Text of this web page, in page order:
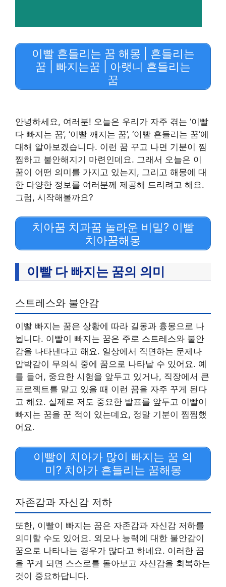
이빨 흔들리는 꿈 해몽 | 흔들리는
꿈 | 빠지는꿈 | 아랫니 흔들리는
꿈
안녕하세요, 여러분! 오늘은 우리가 자주 겪는 ‘이빨
다 빠지는 꿈’, ‘이빨 깨지는 꿈’, ‘이빨 흔들리는 꿈’에
대해 알아보겠습니다. 이런 꿈 꾸고 나면 기분이 찜
찜하고 불안해지기 마련인데요. 그래서 오늘은 이
꿈이 어떤 의미를 가지고 있는지, 그리고 해몽에 대
한 다양한 정보를 여러분께 제공해 드리려고 해요.
그럼, 시작해볼까요?
치아꿈 치과꿈 놀라운 비밀? 이빨
치아꿈해몽
이빨 다 빠지는 꿈의 의미
스트레스와 불안감
이빨 빠지는 꿈은 상황에 따라 길몽과 흉몽으로 나
뉩니다. 이빨이 빠지는 꿈은 주로 스트레스와 불안
감을 나타낸다고 해요. 일상에서 직면하는 문제나
압박감이 무의식 중에 꿈으로 나타날 수 있어요. 예
를 들어, 중요한 시험을 앞두고 있거나, 직장에서 큰
프로젝트를 맡고 있을 때 이런 꿈을 자주 꾸게 된다
고 해요. 실제로 저도 중요한 발표를 앞두고 이빨이
빠지는 꿈을 꾼 적이 있는데요, 정말 기분이 찜찜했
어요.
이빨이 치아가 많이 빠지는 꿈 의
미? 치아가 흔들리는 꿈해몽
자존감과 자신감 저하
또한, 이빨이 빠지는 꿈은 자존감과 자신감 저하를
의미할 수도 있어요. 외모나 능력에 대한 불안감이
꿈으로 나타나는 경우가 많다고 하네요. 이러한 꿈
을 꾸게 되면 스스로를 돌아보고 자신감을 회복하는
것이 중요하답니다.